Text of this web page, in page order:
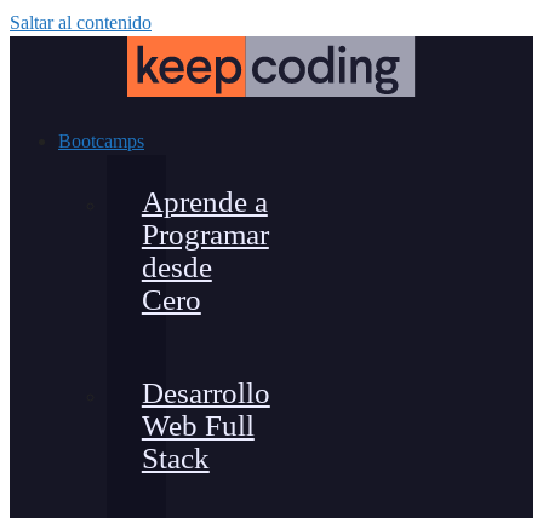
Saltar al contenido
Bootcamps
Aprende a
Programar
desde
Cero
Desarrollo
Web Full
Stack